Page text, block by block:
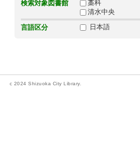
検索対象図書館
藁科
清水中央
言語区分
日本語
c 2024 Shizuoka City Library.